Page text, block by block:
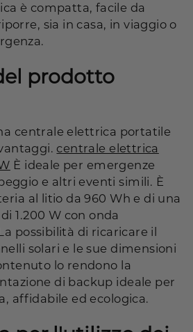
è compatta, facile da
sia in casa, in viaggio o
prodotto
centrale elettrica portatile
centrale elettrica
È ideale per emergenze
e altri eventi simili. È
al litio da 960 Wh e di una
1.200 W con onda
possibilità di ricaricare il
solari e le sue dimensioni
lo rendono la
di backup ideale per
affidabile ed ecologica.